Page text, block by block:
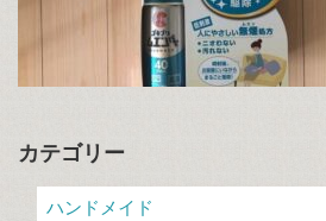
カテゴリー
ハンドメイド